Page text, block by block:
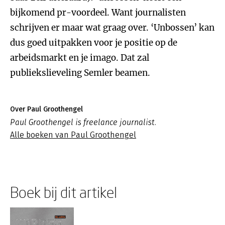
bijkomend pr-voordeel. Want journalisten
schrijven er maar wat graag over. ‘Unbossen’ kan
dus goed uitpakken voor je positie op de
arbeidsmarkt en je imago. Dat zal
publiekslieveling Semler beamen.
Over Paul Groothengel
Paul Groothengel is freelance journalist.
Alle boeken van Paul Groothengel
Boek bij dit artikel